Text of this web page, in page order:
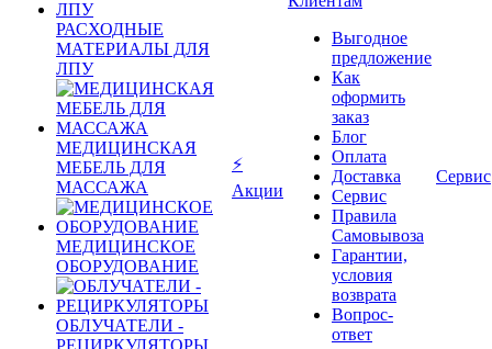
РАСХОДНЫЕ
МАТЕРИАЛЫ ДЛЯ
ЛПУ
МЕДИЦИНСКАЯ
МЕБЕЛЬ ДЛЯ
МАССАЖА
МЕДИЦИНСКОЕ
ОБОРУДОВАНИЕ
ОБЛУЧАТЕЛИ -
РЕЦИРКУЛЯТОРЫ
⚡
Акции
Выгодное
предложение
Как
оформить
заказ
Блог
Оплата
Доставка
Сервис
Правила
Самовывоза
Гарантии,
условия
возврата
Вопрос-
ответ
Сервис